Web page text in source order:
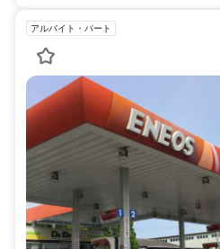
アルバイト・パート